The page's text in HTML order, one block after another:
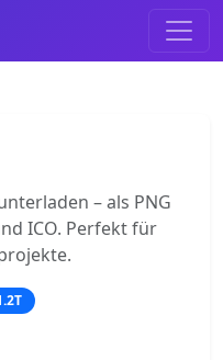
– als PNG
ICO. Perfekt für